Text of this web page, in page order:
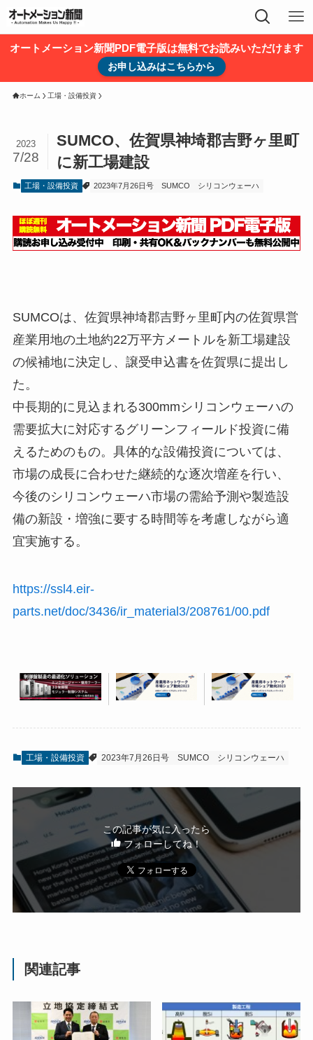
オートメーション新聞PDF電子版は無料でお読みいただけます
お申し込みはこちらから
ホーム 工場・設備投資
SUMCO、佐賀県神埼郡吉野ヶ里町
に新工場建設
2023
7/28
工場・設備投資 2023年7月26日号 SUMCO シリコンウェーハ
SUMCOは、佐賀県神埼郡吉野ヶ里町内の佐賀県営
産業用地の土地約22万平方メートルを新工場建設
の候補地に決定し、譲受申込書を佐賀県に提出し
た。
中長期的に見込まれる300mmシリコンウェーハの
需要拡大に対応するグリーンフィールド投資に備
えるためのもの。具体的な設備投資については、
市場の成長に合わせた継続的な逐次増産を行い、
今後のシリコンウェーハ市場の需給予測や製造設
備の新設・増強に要する時間等を考慮しながら適
宜実施する。
https://ssl4.eir-
parts.net/doc/3436/ir_material3/208761/00.pdf
工場・設備投資 2023年7月26日号 SUMCO シリコンウェーハ
この記事が気に入ったら
フォローしてね！
関連記事